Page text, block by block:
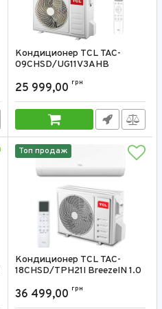
Кондиционер TCL TAC-
09CHSD/UG11V3AHB
Артикул: TAC-09CHSD/UG11V3AHB
25 999,00 грн
Топ продаж
Кондиционер TCL TAC-
18CHSD/TPH21I BreezeIN 1.0
Артикул: TAC-18CHSD/TPH21I
36 499,00 грн